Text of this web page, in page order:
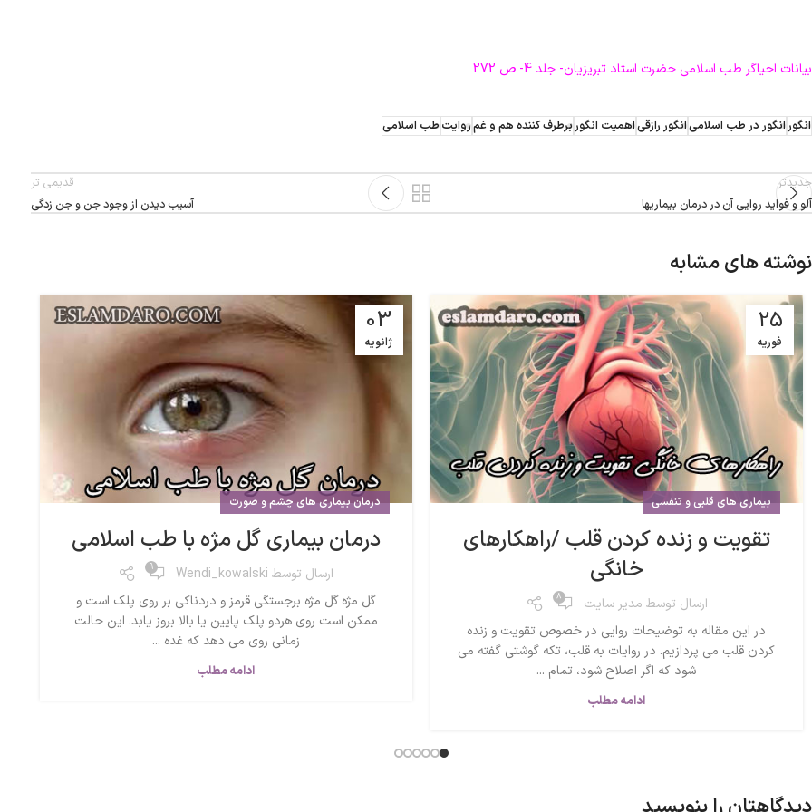
بیانات احیاگر طب اسلامی حضرت استاد تبریزیان- جلد 4- ص 272
انگورانگور در طب اسلامیانگور رازقیاهمیت انگوربرطرف کننده هم و غمروایتطب اسلامی
جدیدتر
آلو و فواید روایی آن در درمان بیماریها
قدیمی تر
آسیب دیدن از وجود جن و جن زدگی
نوشته های مشابه
25
فوریه
بیماری های قلبی و تنفسی
تقویت و زنده کردن قلب /راهکارهای
خانگی
ارسال توسط مدیر سایت 8
در این مقاله به توضیحات روایی در خصوص تقویت و زنده
کردن قلب می پردازیم. در روایات به قلب، تکه گوشتی گفته می
شود که اگر اصلاح شود، تمام ...
ادامه مطلب
03
ژانویه
درمان بیماری های چشم و صورت
درمان بیماری گل مژه با طب اسلامی
ارسال توسط Wendi_kowalski
9
گل مژه گل مژه برجستگی قرمز و دردناکی بر روی پلک است و
ممکن است روی هردو پلک پایین یا بالا بروز یابد. این حالت
زمانی روی می دهد که غده ...
ادامه مطلب